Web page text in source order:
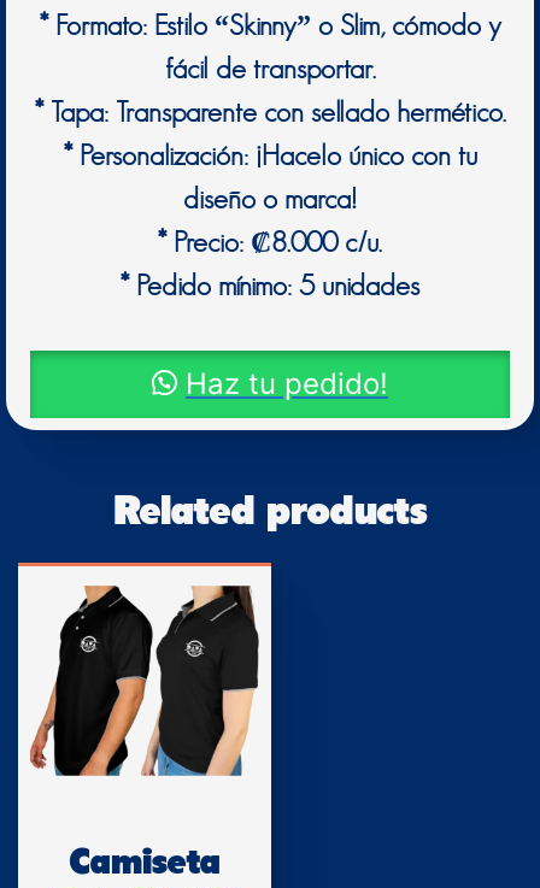
* Formato: Estilo “Skinny” o Slim, cómodo y
fácil de transportar.
* Tapa: Transparente con sellado hermético.
* Personalización: ¡Hacelo único con tu
diseño o marca!
* Precio: ₡8.000 c/u.
* Pedido mínimo: 5 unidades
Haz tu pedido!
Related products
Camiseta